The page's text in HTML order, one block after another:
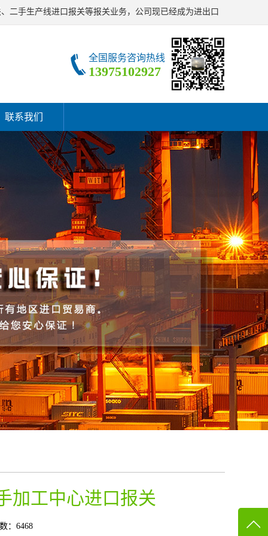
二手生产线进口报关等报关业务，公司现已经成为进出口
全国服务咨询热线
13975102927
联系我们
加工中心进口报关
：6468